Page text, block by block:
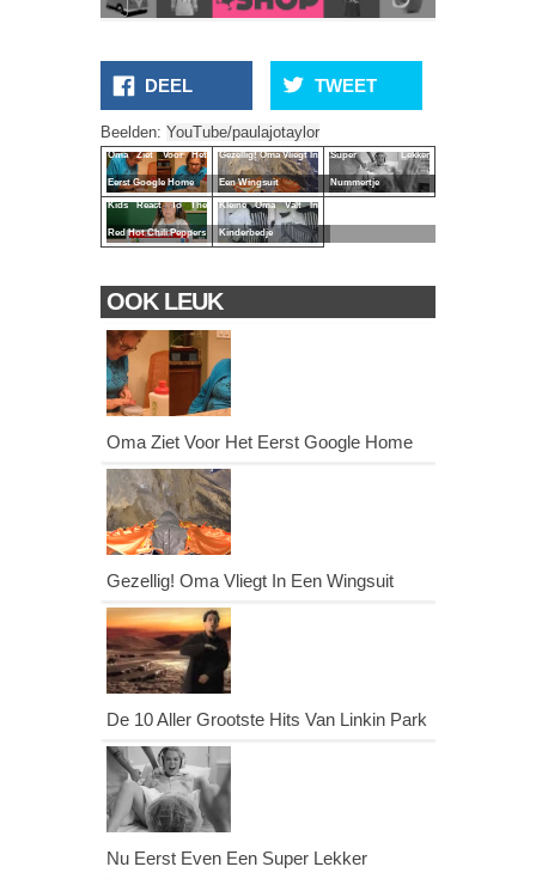
DEEL TWEET
Beelden: YouTube/paulajotaylor
Oma Ziet Voor Het
Eerst Google Home
Gezellig! Oma Vliegt In
Een Wingsuit
Super Lekker
Nummertje
Kids React To The
Red Hot Chili Peppers
Kleine Oma Valt In
Kinderbedje
OOK LEUK
Oma Ziet Voor Het Eerst Google Home
Gezellig! Oma Vliegt In Een Wingsuit
De 10 Aller Grootste Hits Van Linkin Park
Nu Eerst Even Een Super Lekker